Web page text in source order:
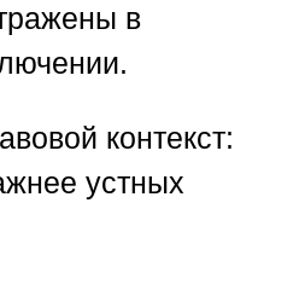
в
контекст:
устных